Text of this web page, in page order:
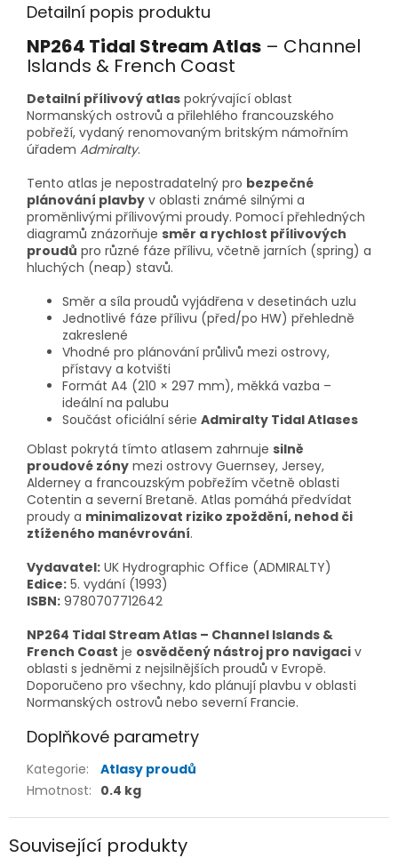
Detailní popis produktu
NP264 Tidal Stream Atlas – Channel
Islands & French Coast
Detailní přílivový atlas pokrývající oblast
Normanských ostrovů a přilehlého francouzského
pobřeží, vydaný renomovaným britským námořním
úřadem Admiralty.
Tento atlas je nepostradatelný pro bezpečné
plánování plavby v oblasti známé silnými a
proměnlivými přílivovými proudy. Pomocí přehledných
diagramů znázorňuje směr a rychlost přílivových
proudů pro různé fáze přílivu, včetně jarních (spring) a
hluchých (neap) stavů.
Směr a síla proudů vyjádřena v desetinách uzlu
Jednotlivé fáze přílivu (před/po HW) přehledně
zakreslené
Vhodné pro plánování průlivů mezi ostrovy,
přístavy a kotvišti
Formát A4 (210 × 297 mm), měkká vazba –
ideální na palubu
Součást oficiální série Admiralty Tidal Atlases
Oblast pokrytá tímto atlasem zahrnuje silně
proudové zóny mezi ostrovy Guernsey, Jersey,
Alderney a francouzským pobřežím včetně oblasti
Cotentin a severní Bretaně. Atlas pomáhá předvídat
proudy a minimalizovat riziko zpoždění, nehod či
ztíženého manévrování.
Vydavatel: UK Hydrographic Office (ADMIRALTY)
Edice: 5. vydání (1993)
ISBN: 9780707712642
NP264 Tidal Stream Atlas – Channel Islands &
French Coast je osvědčený nástroj pro navigaci v
oblasti s jedněmi z nejsilnějších proudů v Evropě.
Doporučeno pro všechny, kdo plánují plavbu v oblasti
Normanských ostrovů nebo severní Francie.
Doplňkové parametry
Kategorie:
Atlasy proudů
Hmotnost: 0.4 kg
Související produkty